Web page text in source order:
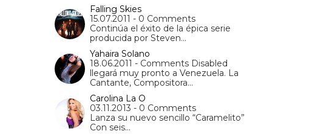
Falling Skies
15.07.2011 - 0 Comments
Continúa el éxito de la épica serie
producida por Steven…
Yahaira Solano
18.06.2011 - Comments Disabled
llegará muy pronto a Venezuela. La
Cantante, Compositora…
Carolina La O
03.11.2013 - 0 Comments
Lanza su nuevo sencillo “Caramelito”
Con seis…